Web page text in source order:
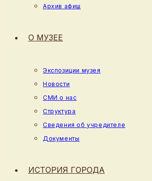
Архив афиш
О МУЗЕЕ
Экспозиции музея
Новости
СМИ о нас
Структура
Сведения об учредителе
Документы
ИСТОРИЯ ГОРОДА